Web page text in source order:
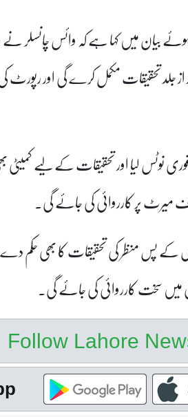
بیان میں کہا ہے کہ وائس
جلد تحقیقات مکمل کرے گی اور رپورٹ
نوٹس لیا اور تحقیقات کے لیے
میرٹ پر کارروائی کی جائے گی۔
کے پس منظر کی تحقیقات کا بھی حکم دے
سخت کارروائی کی جائے گی۔
Follow Lahore